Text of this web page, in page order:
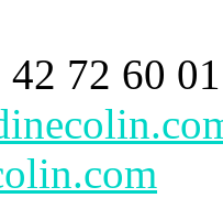
72 60 01